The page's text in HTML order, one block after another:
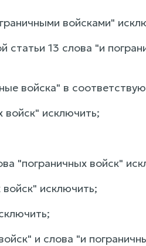
войсками"
статьи 13 слова "и
войска" в
войск" исключить;
"пограничных войск"
исключить;
и слова "и